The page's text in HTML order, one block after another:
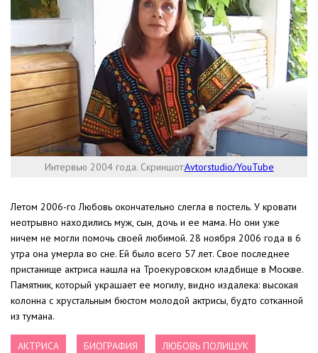
Интервью 2004 года. Скриншот:Avtorstudio/YouTube
Летом 2006-го Любовь окончательно слегла в постель. У кровати
неотрывно находились муж, сын, дочь и ее мама. Но они уже
ничем не могли помочь своей любимой. 28 ноября 2006 года в 6
утра она умерла во сне. Ей было всего 57 лет. Свое последнее
пристанище актриса нашла на Троекуровском кладбище в Москве.
Памятник, который украшает ее могилу, видно издалека: высокая
колонна с хрустальным бюстом молодой актрисы, будто сотканной
из тумана.
АКТРИСА БИОГРАФИЯ ЛЮБОВЬ ПОЛИЩУК